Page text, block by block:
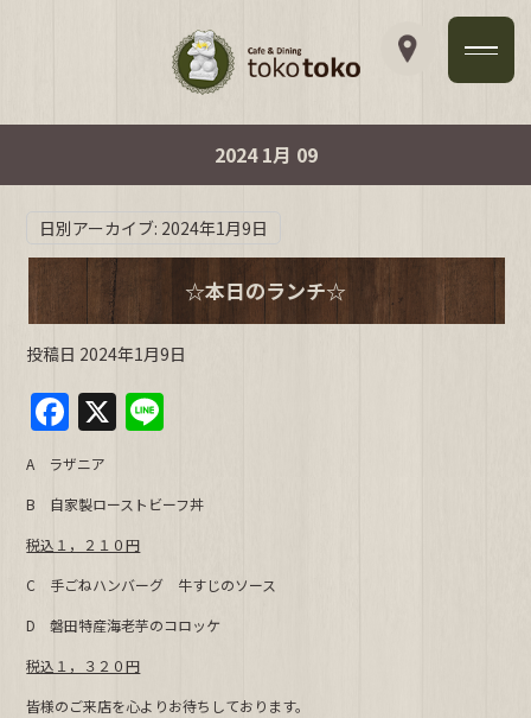
2024 1月 09
日別アーカイブ: 2024年1月9日
☆本日のランチ☆
投稿日 2024年1月9日
F
a
c
e
b
o
o
k
X
e
A ラザニア
B 自家製ローストビーフ丼
税込１，２１０円
C 手ごねハンバーグ 牛すじのソース
D 磐田特産海老芋のコロッケ
税込１，３２０円
皆様のご来店を心よりお待ちしております。